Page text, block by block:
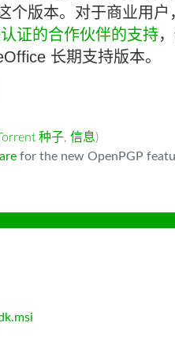
个版本。对于商业用户
证的合作伙伴的支持
长期支持版本。
种子, 信息)
for the new OpenPGP